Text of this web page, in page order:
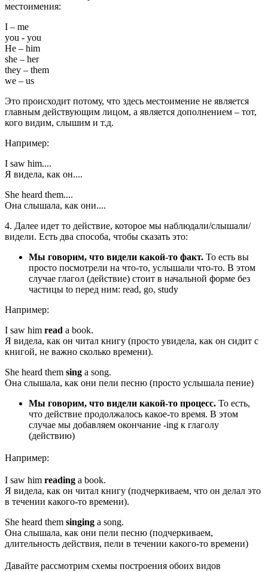
местоимения:
I – me
you - you
He – him
she – her
they – them
we – us
Это происходит потому, что здесь местоимение не является
главным действующим лицом, а является дополнением – тот,
кого видим, слышим и т.д.
Например:
I saw him....
Я видела, как он....
She heard them....
Она слышала, как они....
4. Далее идет то действие, которое мы наблюдали/слышали/
видели. Есть два способа, чтобы сказать это:
Мы говорим, что видели какой-то факт. То есть вы
просто посмотрели на что-то, услышали что-то. В этом
случае глагол (действие) стоит в начальной форме без
частицы to перед ним: read, go, study
Например:
I saw him read a book.
Я видела, как он читал книгу (просто увидела, как он сидит с
книгой, не важно сколько времени).
She heard them sing a song.
Она слышала, как они пели песню (просто услышала пение)
Мы говорим, что видели какой-то процесс. То есть,
что действие продолжалось какое-то время. В этом
случае мы добавляем окончание -ing к глаголу
(действию)
Например:
I saw him reading a book.
Я видела, как он читал книгу (подчеркиваем, что он делал это
в течении какого-то времени).
She heard them singing a song.
Она слышала, как они пели песню (подчеркиваем,
длительность действия, пели в течении какого-то времени)
Давайте рассмотрим схемы построения обоих видов